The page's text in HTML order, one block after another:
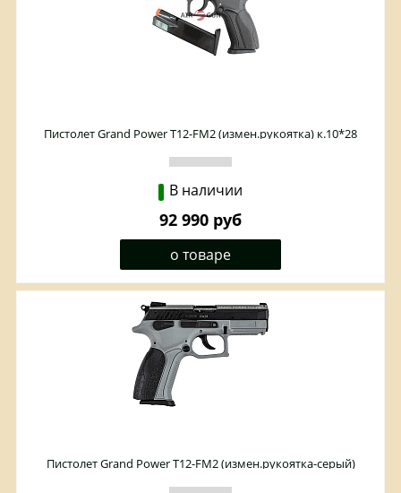
Пистолет Grand Power T12-FM2 (измен.рукоятка) к.10*28
В наличии
92 990 руб
о товаре
Пистолет Grand Power T12-FM2 (измен.рукоятка-серый)
к.10*28